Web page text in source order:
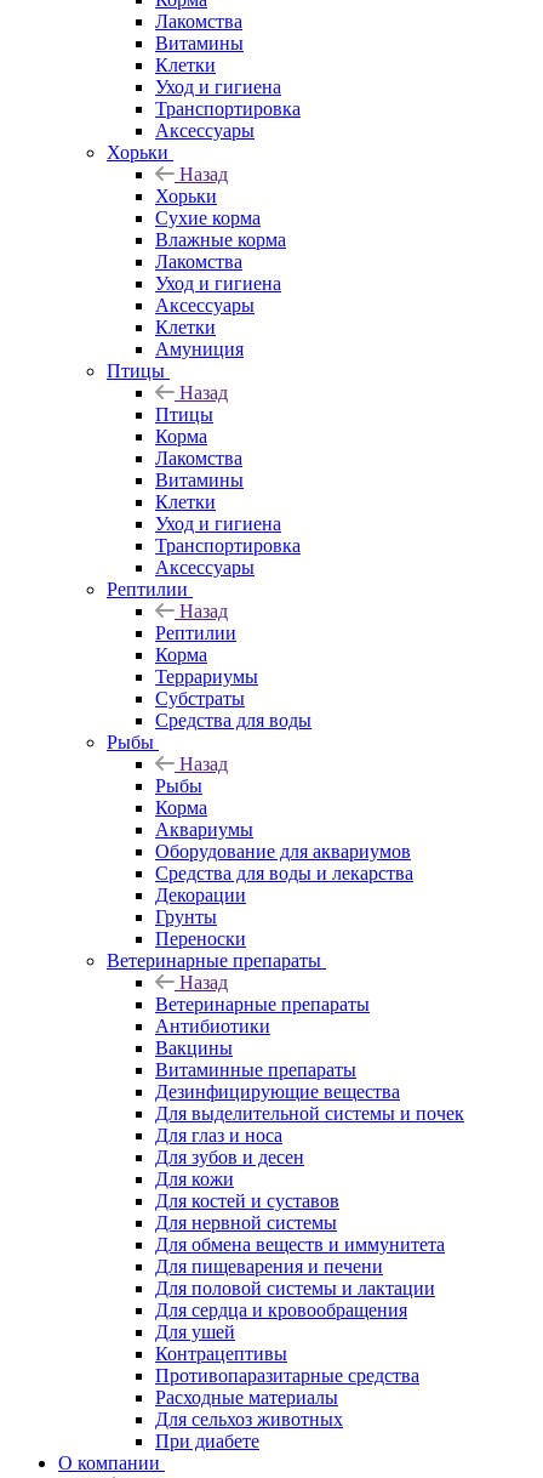
Лакомства
Витамины
Клетки
Уход и гигиена
Транспортировка
Аксессуары
Хорьки
Назад
Хорьки
Сухие корма
Влажные корма
Лакомства
Уход и гигиена
Аксессуары
Клетки
Амуниция
Птицы
Назад
Птицы
Корма
Лакомства
Витамины
Клетки
Уход и гигиена
Транспортировка
Аксессуары
Рептилии
Назад
Рептилии
Корма
Террариумы
Субстраты
Средства для воды
Рыбы
Назад
Рыбы
Корма
Аквариумы
Оборудование для аквариумов
Средства для воды и лекарства
Декорации
Грунты
Переноски
Ветеринарные препараты
Назад
Ветеринарные препараты
Антибиотики
Вакцины
Витаминные препараты
Дезинфицирующие вещества
Для выделительной системы и почек
Для глаз и носа
Для зубов и десен
Для кожи
Для костей и суставов
Для нервной системы
Для обмена веществ и иммунитета
Для пищеварения и печени
Для половой системы и лактации
Для сердца и кровообращения
Для ушей
Контрацептивы
Противопаразитарные средства
Расходные материалы
Для сельхоз животных
При диабете
О компании